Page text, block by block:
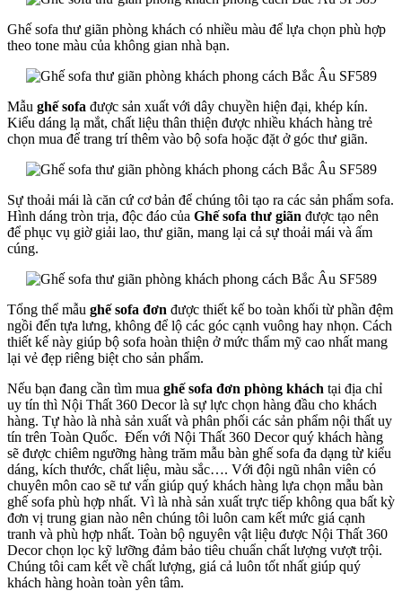
Ghế sofa thư giãn phòng khách có nhiều màu để lựa chọn phù hợp
theo tone màu của không gian nhà bạn.
Mẫu ghế sofa được sản xuất với dây chuyền hiện đại, khép kín.
Kiểu dáng lạ mắt, chất liệu thân thiện được nhiều khách hàng trẻ
chọn mua để trang trí thêm vào bộ sofa hoặc đặt ở góc thư giãn.
Sự thoải mái là căn cứ cơ bản để chúng tôi tạo ra các sản phẩm sofa.
Hình dáng tròn trịa, độc đáo của Ghế sofa thư giãn được tạo nên
để phục vụ giờ giải lao, thư giãn, mang lại cả sự thoải mái và ấm
cúng.
Tổng thể mẫu ghế sofa đơn được thiết kế bo toàn khối từ phần đệm
ngồi đến tựa lưng, không để lộ các góc cạnh vuông hay nhọn. Cách
thiết kế này giúp bộ sofa hoàn thiện ở mức thẩm mỹ cao nhất mang
lại vẻ đẹp riêng biệt cho sản phẩm.
Nếu bạn đang cần tìm mua ghế sofa đơn phòng khách tại địa chỉ
uy tín thì Nội Thất 360 Decor là sự lực chọn hàng đầu cho khách
hàng. Tự hào là nhà sản xuất và phân phối các sản phẩm nội thất uy
tín trên Toàn Quốc. Đến với Nội Thất 360 Decor quý khách hàng
sẽ được chiêm ngưỡng hàng trăm mẫu bàn ghế sofa đa dạng từ kiểu
dáng, kích thước, chất liệu, màu sắc…. Với đội ngũ nhân viên có
chuyên môn cao sẽ tư vấn giúp quý khách hàng lựa chọn mẫu bàn
ghế sofa phù hợp nhất. Vì là nhà sản xuất trực tiếp không qua bất kỳ
đơn vị trung gian nào nên chúng tôi luôn cam kết mức giá cạnh
tranh và phù hợp nhất. Toàn bộ nguyên vật liệu được Nội Thất 360
Decor chọn lọc kỹ lưỡng đảm bảo tiêu chuẩn chất lượng vượt trội.
Chúng tôi cam kết về chất lượng, giá cả luôn tốt nhất giúp quý
khách hàng hoàn toàn yên tâm.